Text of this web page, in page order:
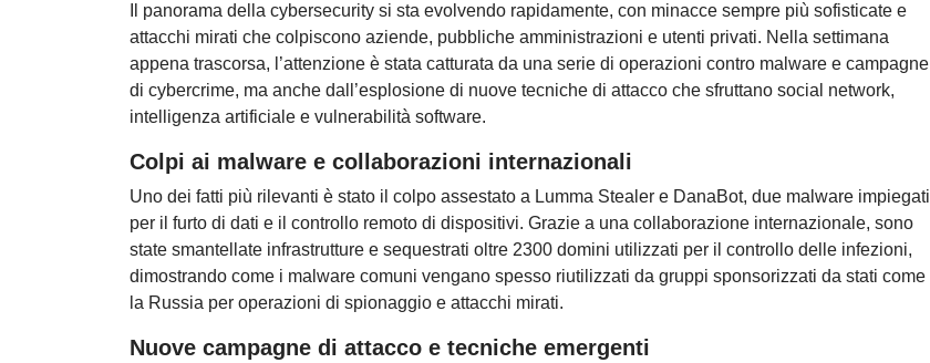
Il panorama della cybersecurity si sta evolvendo rapidamente, con minacce sempre più sofisticate e
attacchi mirati che colpiscono aziende, pubbliche amministrazioni e utenti privati. Nella settimana
appena trascorsa, l’attenzione è stata catturata da una serie di operazioni contro malware e campagne
di cybercrime, ma anche dall’esplosione di nuove tecniche di attacco che sfruttano social network,
intelligenza artificiale e vulnerabilità software.
Colpi ai malware e collaborazioni internazionali
Uno dei fatti più rilevanti è stato il colpo assestato a Lumma Stealer e DanaBot, due malware impiegati
per il furto di dati e il controllo remoto di dispositivi. Grazie a una collaborazione internazionale, sono
state smantellate infrastrutture e sequestrati oltre 2300 domini utilizzati per il controllo delle infezioni,
dimostrando come i malware comuni vengano spesso riutilizzati da gruppi sponsorizzati da stati come
la Russia per operazioni di spionaggio e attacchi mirati.
Nuove campagne di attacco e tecniche emergenti